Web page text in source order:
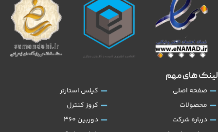
لینک های مهم
صفحه اصلی
محصولات
درباره شرکت
کیلس استارتر
کروز کنترل
دوربین 360